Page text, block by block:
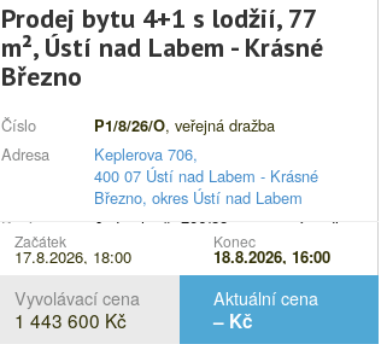
Prodej bytu 4+1 s lodžií, 77
m², Ústí nad Labem - Krásné
Březno
Číslo P1/8/26/O, veřejná dražba
Adresa
Keplerova 706,
400 07 Ústí nad Labem - Krásné
Březno, okres Ústí nad Labem
Popis
Jednotka č. 706/22 vymezená podle
zákona o vlastnictví bytů (byt),
jednotka je vymezena v budově
Krásné Březno, č.p. 706, 707, stojící
na pozemcích
parc.č. 472/18,
Vyvolávací cena
1 443 600 Kč
Aktuální cena
– Kč
Začátek
17.8.2026, 18:00
Konec
18.8.2026, 16:00